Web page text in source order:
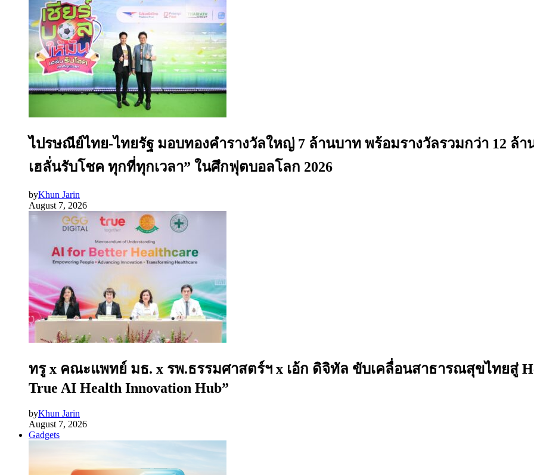
ไปรษณีย์ไทย-ไทยรัฐ มอบทองคำรางวัลใหญ่ 7 ล้านบาท พร้อมรางวัลรวมกว่า 12 ล้
เฮลั่นรับโชค ทุกที่ทุกเวลา” ในศึกฟุตบอลโลก 2026
byKhun Jarin
August 7, 2026
ทรู x คณะแพทย์ มธ. x รพ.ธรรมศาสตร์ฯ x เอ้ก ดิจิทัล ขับเคลื่อนสาธารณสุขไทยสู่
True AI Health Innovation Hub”
byKhun Jarin
August 7, 2026
Gadgets